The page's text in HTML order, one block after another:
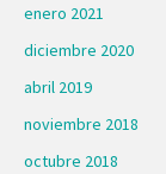
enero 2021
diciembre 2020
abril 2019
noviembre 2018
octubre 2018